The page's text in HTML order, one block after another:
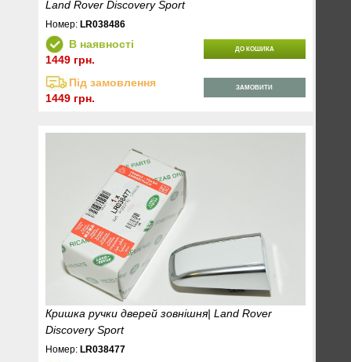
Land Rover Discovery Sport
Номер:LR038486
В наявності
1449 грн.
ДО КОШИКА
Під замовлення
1449 грн.
ЗАМОВИТИ
Кришка ручки дверей зовнішня| Land Rover
Discovery Sport
Номер: LR038477